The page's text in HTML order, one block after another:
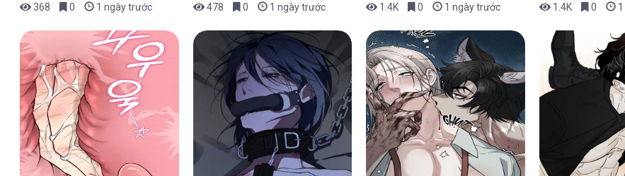
Crazy Rich Santa [...] – Chap 4 22/04/2026
Crazy Rich Santa [...] – Chap 3 22/04/2026
368
0 1 ngày trước
478
0 1 ngày trước
1.4K
0 1 ngày trước
1.4K
0 1